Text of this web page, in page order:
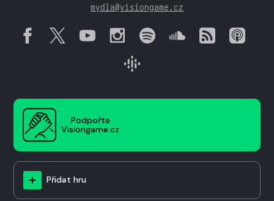
mydla@visiongame.cz
Podpořte
Visiongame.cz
Přidat hru